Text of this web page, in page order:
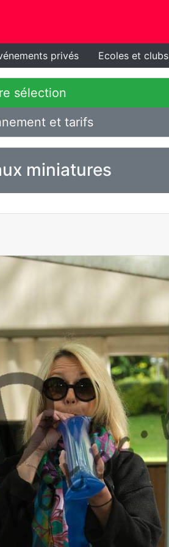
privés Ecoles et clubs
sélection
et tarifs
miniatures